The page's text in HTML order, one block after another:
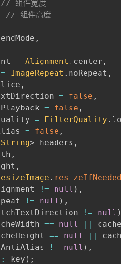
// 组件宽度
// 组件高度
,
= Alignment . center ,
= ImageRepeat . noRepeat ,
,
= false ,
= false ,
= FilterQuality . low
= false ,
String> headers ,
,
,
. resizeIfNeeded
!= null ) ,
!= null ) ,
!= null )
== null ||
== null ||
!= null ) ,
: key ) ;